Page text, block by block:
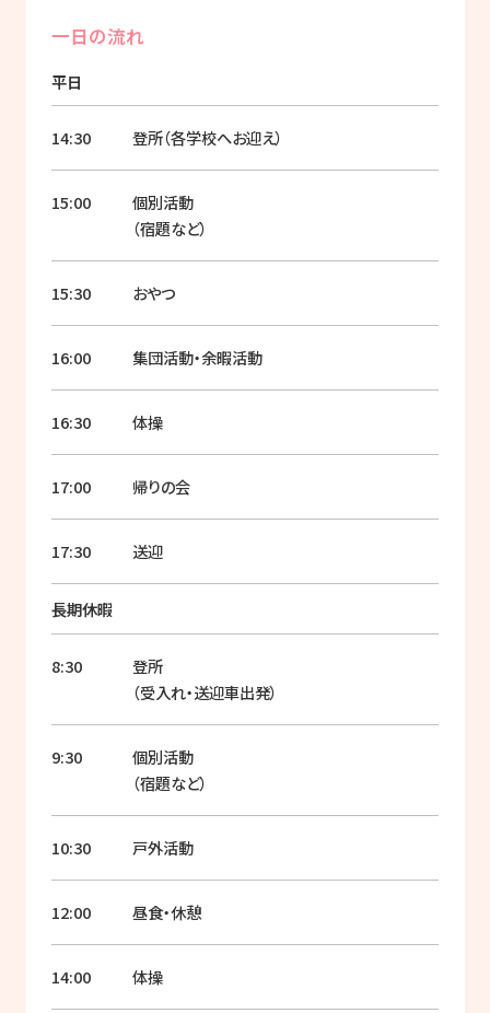
一日の流れ
平日
14:30 登所（各学校へお迎え）
15:00
個別活動
（宿題など）
15:30 おやつ
16:00 集団活動・余暇活動
16:30 体操
17:00 帰りの会
17:30 送迎
長期休暇
8:30
登所
（受入れ・送迎車出発）
9:30
個別活動
（宿題など）
10:30 戸外活動
12:00 昼食・休憩
14:00 体操